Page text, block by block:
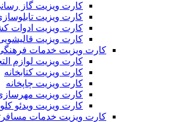
کارت ویزیت گاز
کارت ویزیت
کارت ویزیت ادوات
کارت ویزیت
کارت ویزیت خدمات
کارت ویزیت لوازم
کارت ویزیت کتابخانه
کارت ویزیت چاپخانه
کارت ویزیت
کارت ویزیت ویدئو
کارت ویزیت خدمات